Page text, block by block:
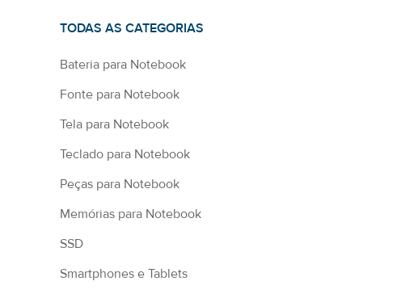
TODAS AS CATEGORIAS
Bateria para Notebook
Fonte para Notebook
Tela para Notebook
Teclado para Notebook
Peças para Notebook
Memórias para Notebook
SSD
Smartphones e Tablets